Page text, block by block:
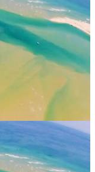
il ritiro “Seed
insieme al team
desidera rallentare,